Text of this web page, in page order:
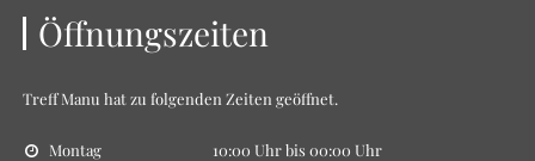
Öffnungszeiten
Treff Manu hat zu folgenden Zeiten geöffnet.
Montag
10:00 Uhr bis 00:00 Uhr